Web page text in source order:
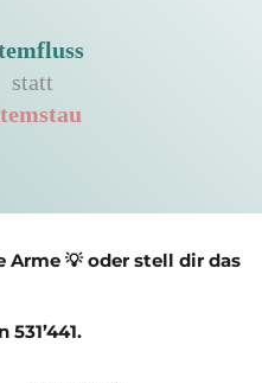
statt
Arme 💡 oder stell dir das
531’441.